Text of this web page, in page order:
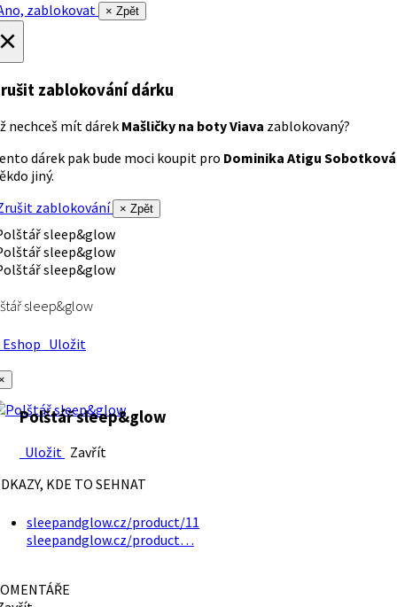
zablokovat
× Zpět
zablokování dárku
nechceš mít dárek Mašličky na boty Viava zablokovaný?
dárek pak bude moci koupit pro Dominika Atigu Sobotková
jiný.
zablokování
× Zpět
sleep&glow
Uložit
Polštář sleep&glow
Uložit Zavřít
KDE TO SEHNAT
sleepandglow.cz/product/11
sleepandglow.cz/product…